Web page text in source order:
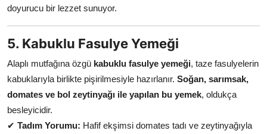
doyurucu bir lezzet sunuyor.
5. Kabuklu Fasulye Yemeği
Alaplı mutfağına özgü kabuklu fasulye yemeği, taze fasulyelerin
kabuklarıyla birlikte pişirilmesiyle hazırlanır. Soğan, sarımsak,
domates ve bol zeytinyağı ile yapılan bu yemek, oldukça
besleyicidir.
✔ Tadım Yorumu: Hafif ekşimsi domates tadı ve zeytinyağıyla